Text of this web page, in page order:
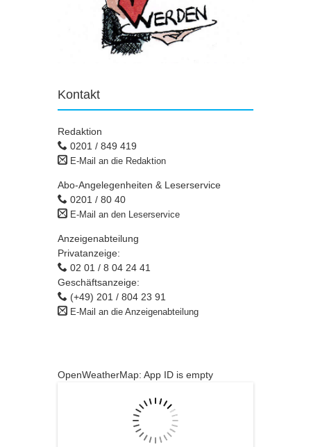
Kontakt
Redaktion
0201 / 849 419
E-Mail an die Redaktion
Abo-Angelegenheiten & Leserservice
0201 / 80 40
E-Mail an den Leserservice
Anzeigenabteilung
Privatanzeige:
02 01 / 8 04 24 41
Geschäftsanzeige:
(+49) 201 / 804 23 91
E-Mail an die Anzeigenabteilung
OpenWeatherMap: App ID is empty